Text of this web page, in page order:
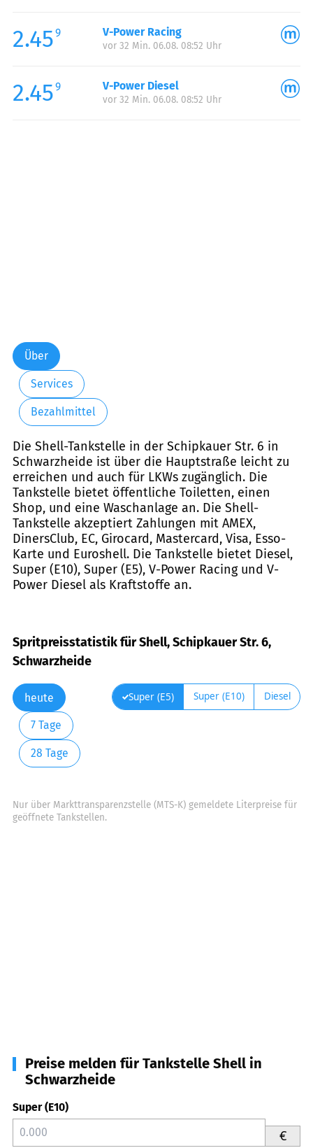
2.459 V-Power Racing
vor 32 Min. 06.08. 08:52 Uhr
2.459 V-Power Diesel
vor 32 Min. 06.08. 08:52 Uhr
Über
Services
Bezahlmittel
Die Shell-Tankstelle in der Schipkauer Str. 6 in
Schwarzheide ist über die Hauptstraße leicht zu
erreichen und auch für LKWs zugänglich. Die
Tankstelle bietet öffentliche Toiletten, einen
Shop, und eine Waschanlage an. Die Shell-
Tankstelle akzeptiert Zahlungen mit AMEX,
DinersClub, EC, Girocard, Mastercard, Visa, Esso-
Karte und Euroshell. Die Tankstelle bietet Diesel,
Super (E10), Super (E5), V-Power Racing und V-
Power Diesel als Kraftstoffe an.
Spritpreisstatistik für Shell, Schipkauer Str. 6,
Schwarzheide
heute
7 Tage
28 Tage
Super (E5) Super (E10) Diesel
Nur über Markttransparenzstelle (MTS-K) gemeldete Literpreise für
geöffnete Tankstellen.
Preise melden für Tankstelle Shell in
Schwarzheide
Super (E10)
€